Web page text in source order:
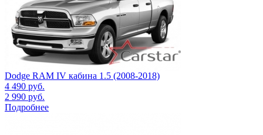
Dodge RAM IV кабина 1.5 (2008-2018)
4 490 руб.
2 990 руб.
Подробнее